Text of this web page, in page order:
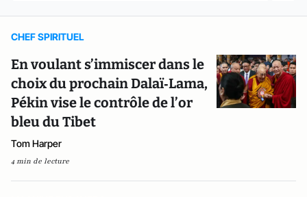
CHEF SPIRITUEL
En voulant s’immiscer dans le
choix du prochain Dalaï‑Lama,
Pékin vise le contrôle de l’or
bleu du Tibet
Tom Harper
4 min de lecture